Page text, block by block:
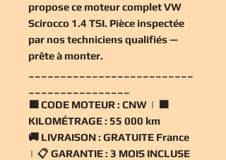
propose ce moteur complet VW
Scirocco 1.4 TSI. Pièce inspectée
par nos techniciens qualifiés —
prête à monter.
🟧CODE MOTEUR : CNW | 🟧
KILOMÉTRAGE : 55 000 km
🚚 LIVRAISON : GRATUITE France
| 📋 GARANTIE : 3 MOIS INCLUSE